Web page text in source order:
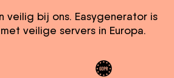
veilig bij ons. Easygenerator is
veilige servers in Europa.